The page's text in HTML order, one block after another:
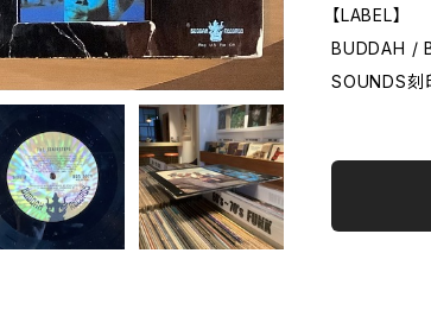
【LABEL】
BUDDAH /
SOUNDS刻